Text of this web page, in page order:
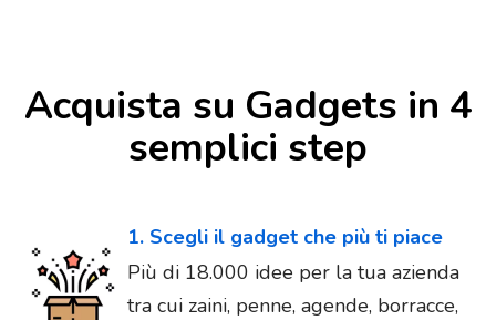
Acquista su Gadgets in 4
semplici step
1. Scegli il gadget che più ti piace
Più di 18.000 idee per la tua azienda
tra cui zaini, penne, agende, borracce,